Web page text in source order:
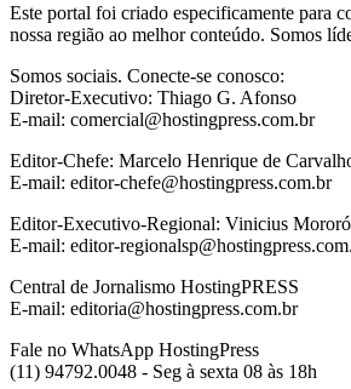
Este portal foi criado especificamente para
nossa região ao melhor conteúdo. Somos
Somos sociais. Conecte-se conosco:
Diretor-Executivo: Thiago G. Afonso
E-mail: comercial@hostingpress.com.br
Editor-Chefe: Marcelo Henrique de
E-mail: editor-chefe@hostingpress.com.br
Editor-Executivo-Regional: Vinicius Mororó
E-mail: editor-
Central de Jornalismo HostingPRESS
E-mail: editoria@hostingpress.com.br
Fale no WhatsApp HostingPress
(11) 94792.0048 - Seg à sexta 08 às 18h